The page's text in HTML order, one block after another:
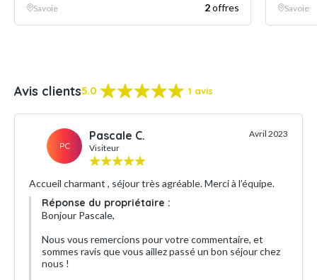
Savoie 2offres Savoie
Avis clients5.0 1 avis
PC
Pascale C.
Visiteur
Avril 2023
Accueil charmant , séjour très agréable. Merci à l’équipe.
Réponse du propriétaire :
Bonjour Pascale,
Nous vous remercions pour votre commentaire, et
sommes ravis que vous aillez passé un bon séjour chez
nous !